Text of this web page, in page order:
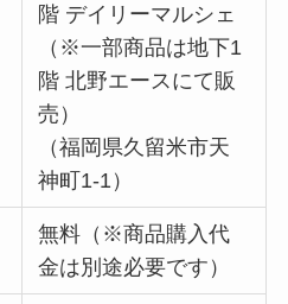
階 デイリーマルシェ
（※一部商品は地下1
階 北野エースにて販
売）
（福岡県久留米市天
神町1-1）
無料（※商品購入代
金は別途必要です）